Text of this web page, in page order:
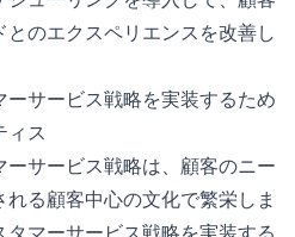
のエクスペリエンスを改善し
サービス戦略を実装するため
ィス
サービス戦略は、顧客のニー
る顧客中心の文化で繁栄しま
マーサービス戦略を実装する